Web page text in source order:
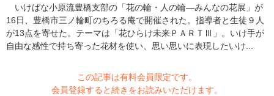
いけばな小原流豊橋支部の「花の輪・人の輪―みんなの花展」が
16日、豊橋市三ノ輪町のちろる庵で開催された。指導者と生徒９人
が13点を寄せた。テーマは「花ひらけ未来ＰＡＲＴⅢ」。いけ手が
自由な感性で持ち寄った花材を使い、思い思いに表現したいけ...
この記事は有料会員限定です。
会員登録すると続きをお読みいただけます。